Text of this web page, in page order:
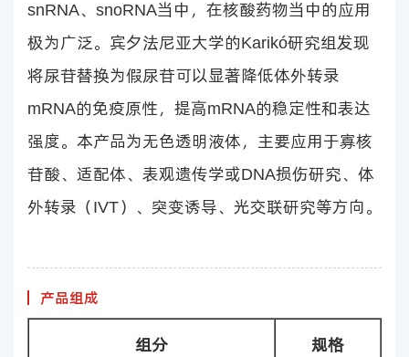
snRNA、snoRNA当中，在核酸药物当中的应用
极为广泛。宾夕法尼亚大学的Karikó研究组发现
将尿苷替换为假尿苷可以显著降低体外转录
mRNA的免疫原性，提高mRNA的稳定性和表达
强度。本产品为无色透明液体，主要应用于寡核
苷酸、适配体、表观遗传学或DNA损伤研究、体
外转录（IVT）、突变诱导、光交联研究等方向。
产品组成
组分 规格